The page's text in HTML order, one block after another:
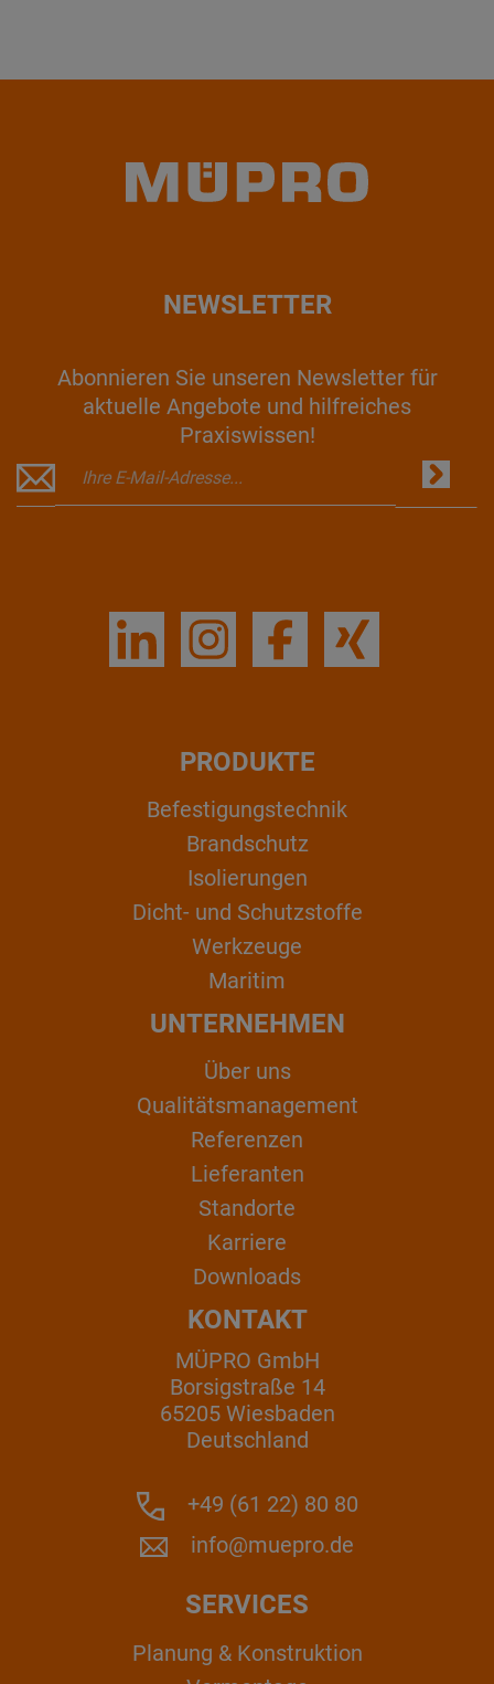
NEWSLETTER
Abonnieren Sie unseren Newsletter für
aktuelle Angebote und hilfreiches
Praxiswissen!
PRODUKTE
Befestigungstechnik
Brandschutz
Isolierungen
Dicht- und Schutzstoffe
Werkzeuge
Maritim
UNTERNEHMEN
Über uns
Qualitätsmanagement
Referenzen
Lieferanten
Standorte
Karriere
Downloads
KONTAKT
MÜPRO GmbH
Borsigstraße 14
65205 Wiesbaden
Deutschland
+49 (61 22) 80 80
info@muepro.de
SERVICES
Planung & Konstruktion